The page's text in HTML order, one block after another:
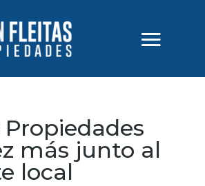
Propiedades
más junto al
local